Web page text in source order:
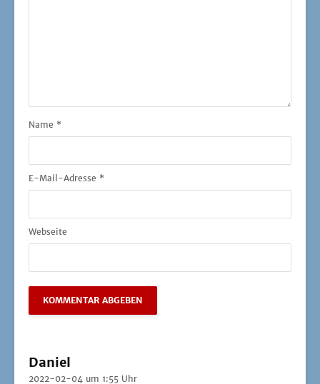
Name *
E-Mail-Adresse *
Webseite
Daniel
2022-02-04 um 1:55 Uhr